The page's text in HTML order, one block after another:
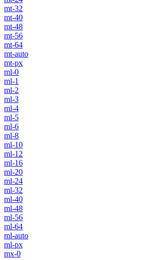
mt-32
mt-40
mt-48
mt-56
mt-64
mt-auto
mt-px
ml-0
ml-1
ml-2
ml-3
ml-4
ml-5
ml-6
ml-8
ml-10
ml-12
ml-16
ml-20
ml-24
ml-32
ml-40
ml-48
ml-56
ml-64
ml-auto
ml-px
mx-0